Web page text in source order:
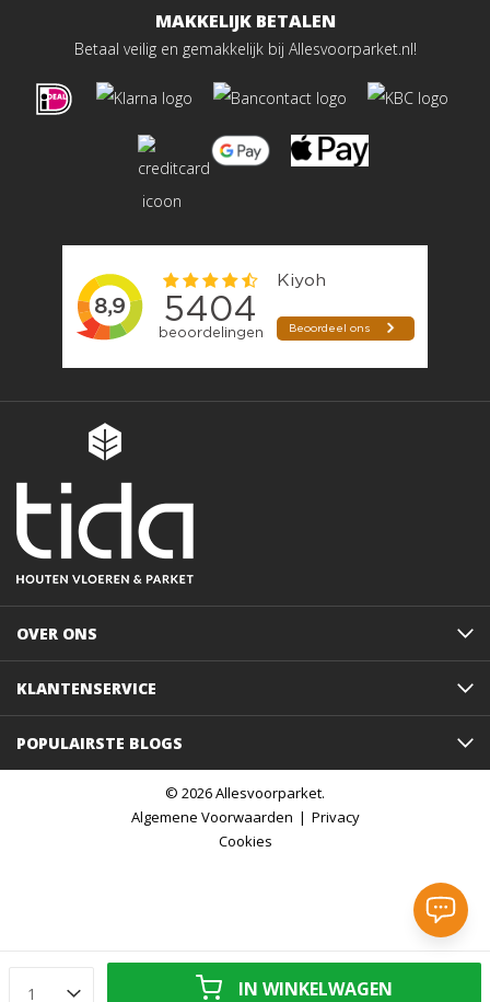
IN WINKELWAGEN
MAKKELIJK BETALEN
Betaal veilig en gemakkelijk bij Allesvoorparket.nl!
OVER ONS
KLANTENSERVICE
POPULAIRSTE BLOGS
© 2026 Allesvoorparket.
Algemene Voorwaarden
Privacy
Cookies